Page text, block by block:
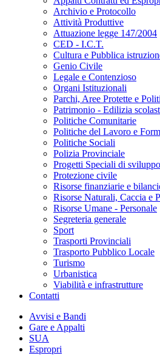
Archivio e Protocollo
Attività Produttive
Attuazione legge 147/2004
CED - I.C.T.
Cultura e Pubblica
Genio Civile
Legale e Contenzioso
Organi Istituzionali
Parchi, Aree Protette e
Patrimonio - Edilizia
Politiche Comunitarie
Politiche del Lavoro e
Politiche Sociali
Polizia Provinciale
Progetti Speciali di sviluppo
Protezione civile
Risorse finanziarie e
Risorse Naturali, Caccia e
Risorse Umane - Personale
Segreteria generale
Sport
Trasporti Provinciali
Trasporto Pubblico Locale
Turismo
Urbanistica
Viabilità e infrastrutture
Contatti
Avvisi e Bandi
Gare e Appalti
SUA
Espropri